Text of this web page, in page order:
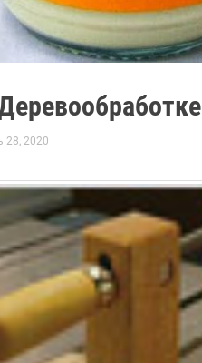
28, 2020